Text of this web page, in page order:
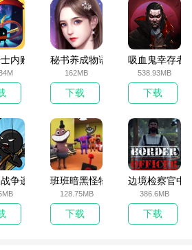
内购破解版秘书养成物语
162MB
下载
吸血鬼幸存者
538.93MB
下载
争遗产无敌版班班暗黑怪物生存挑战5
128.75MB
下载
边境检察官中
386.6MB
下载